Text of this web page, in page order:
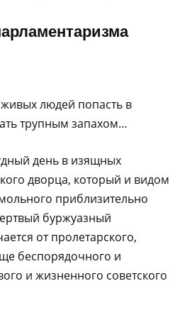
людей попасть в
трупным запахом…
день в изящных
дворца, который и видом
приблизительно
буржуазный
от пролетарского,
беспорядочного и
и жизненного советского